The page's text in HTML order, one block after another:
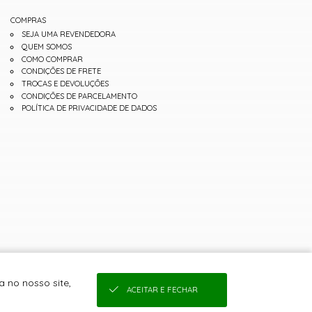
COMPRAS
SEJA UMA REVENDEDORA
QUEM SOMOS
COMO COMPRAR
CONDIÇÕES DE FRETE
TROCAS E DEVOLUÇÕES
CONDIÇÕES DE PARCELAMENTO
POLÍTICA DE PRIVACIDADE DE DADOS
no nosso site,
ACEITAR E FECHAR